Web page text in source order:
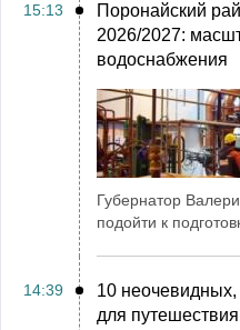
15:13
Поронайский
2026/2027:
водоснабжения
Губернатор
подойти к
14:39
10
для